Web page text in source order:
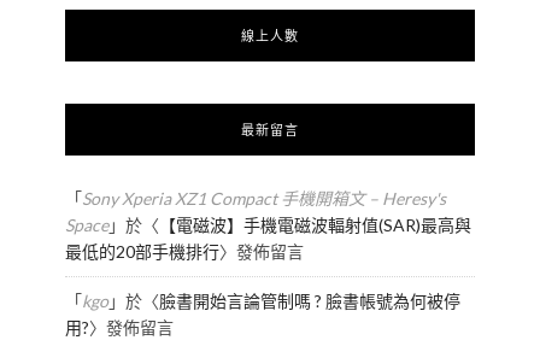
線上人數
最新留言
「Sony Xperia XZ1 Compact 手機開箱文 – Heresy's
Space」於〈 【電磁波】手機電磁波輻射值(SAR)最高與
最低的20部手機排行〉發佈留言
「kgo」於〈臉書開始言論管制嗎 ? 臉書帳號為何被停
用?〉發佈留言